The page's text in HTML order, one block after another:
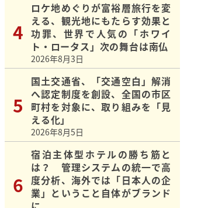
ロケ地めぐりが富裕層旅行を変
える、観光地にもたらす効果と
功罪、世界で人気の「ホワイ
ト・ロータス」次の舞台は南仏
2026年8月3日
国土交通省、「交通空白」解消
へ認定制度を創設、全国の市区
町村を対象に、取り組みを「見
える化」
2026年8月5日
宿泊主体型ホテルの勝ち筋と
は？ 管理システムの統一で高
度分析、海外では「日本人の企
業」ということ自体がブランド